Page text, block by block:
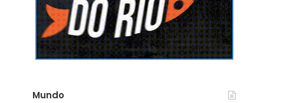
Mundo